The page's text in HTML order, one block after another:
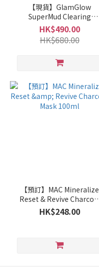
【現貨】GlamGlow
SuperMud Clearing
Treatment Mask 100g
HK$490.00
HK$680.00
【預訂】MAC Mineralize
Reset & Revive Charcoal
Mask 100ml
HK$248.00